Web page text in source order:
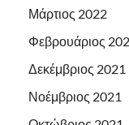
Μάρτιος 2022
Φεβρουάριος
Δεκέμβριος 2021
Νοέμβριος 2021